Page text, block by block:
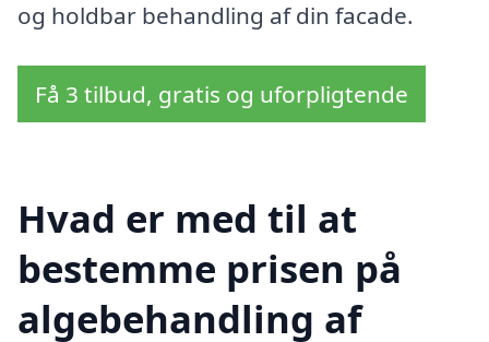
og holdbar behandling af din facade.
Få 3 tilbud, gratis og uforpligtende
Hvad er med til at
bestemme prisen på
algebehandling af